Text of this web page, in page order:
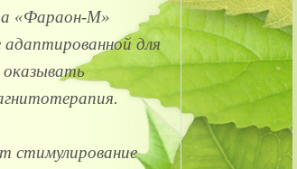
«Фараон-М»
для
оказывать
стимулирование